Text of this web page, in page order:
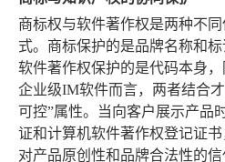
商标权与软件著作权是两种不
式。商标保护的是品牌名称和标
软件著作权保护的是代码本身
企业级IM软件而言，两者结合
可控”属性。当向客户展示产品
证和计算机软件著作权登记证
对产品原创性和品牌合法性的信